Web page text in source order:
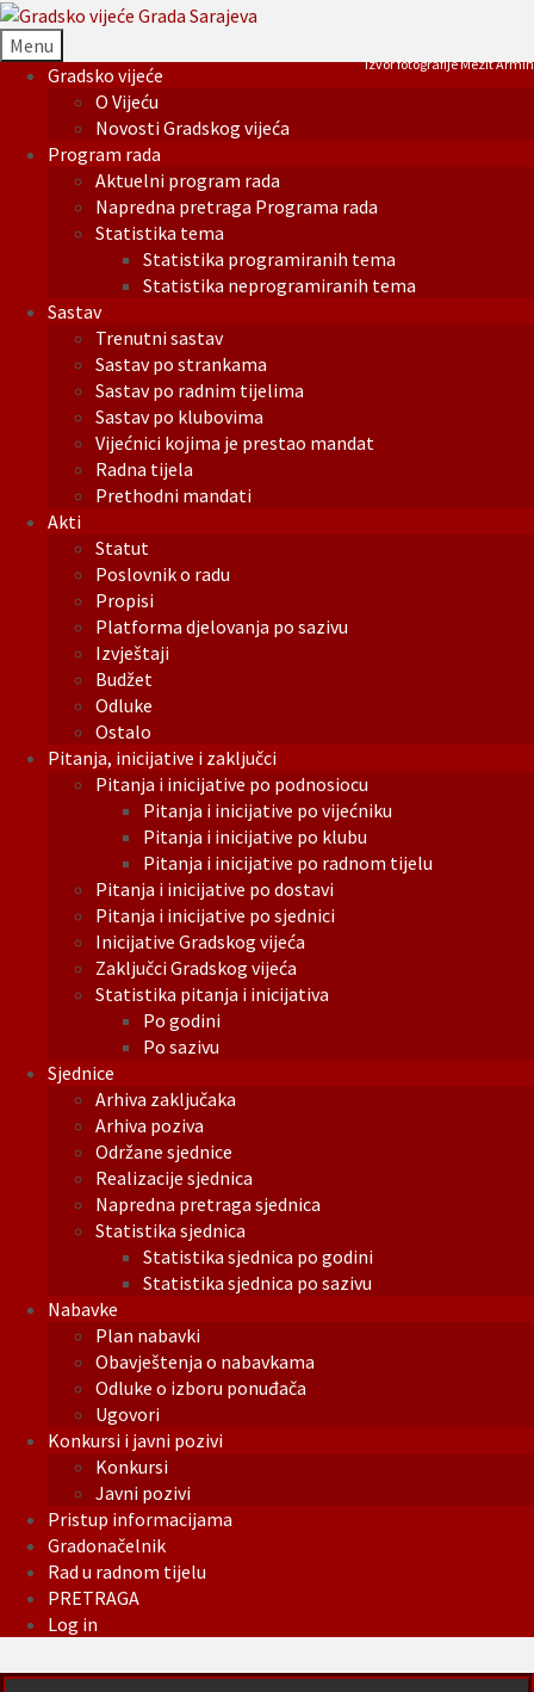
Menu
Gradsko vijeće
O Vijeću
Novosti Gradskog vijeća
Program rada
Aktuelni program rada
Napredna pretraga Programa rada
Statistika tema
Statistika programiranih tema
Statistika neprogramiranih tema
Sastav
Trenutni sastav
Sastav po strankama
Sastav po radnim tijelima
Sastav po klubovima
Vijećnici kojima je prestao mandat
Radna tijela
Prethodni mandati
Akti
Statut
Poslovnik o radu
Propisi
Platforma djelovanja po sazivu
Izvještaji
Budžet
Odluke
Ostalo
Pitanja, inicijative i zaključci
Pitanja i inicijative po podnosiocu
Pitanja i inicijative po vijećniku
Pitanja i inicijative po klubu
Pitanja i inicijative po radnom tijelu
Pitanja i inicijative po dostavi
Pitanja i inicijative po sjednici
Inicijative Gradskog vijeća
Zaključci Gradskog vijeća
Statistika pitanja i inicijativa
Po godini
Po sazivu
Sjednice
Arhiva zaključaka
Arhiva poziva
Održane sjednice
Realizacije sjednica
Napredna pretraga sjednica
Statistika sjednica
Statistika sjednica po godini
Statistika sjednica po sazivu
Nabavke
Plan nabavki
Obavještenja o nabavkama
Odluke o izboru ponuđača
Ugovori
Konkursi i javni pozivi
Konkursi
Javni pozivi
Pristup informacijama
Gradonačelnik
Rad u radnom tijelu
PRETRAGA
Log in
Izvor fotografije Mezit Armin